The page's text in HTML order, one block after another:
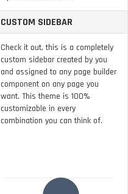
CUSTOM SIDEBAR
Check it out, this is a completely
custom sidebar created by you
and assigned to any page builder
component on any page you
want. This theme is 100%
customizable in every
combination you can think of.